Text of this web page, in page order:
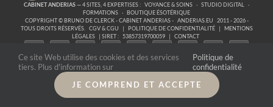
CABINET ANDERIAS— 4 SITES, 4 EXPERTISES : VOYANCE & SOINS · STUDIO DIGITAL
·
FORMATIONS · BOUTIQUE ÉSOTÉRIQUE
COPYRIGHT © BRUNO DE CLERCK - CABINET ANDERIAS - ANDERIAS.EU
2011 - 2026 -
TOUS DROITS RÉSERVÉS.
CGV & CGU | POLITIQUE DE CONFIDENTIALITÉ |
MENTIONS
LÉGALES
| SIRET : 53857319700059 | CONTACT
Ce site Web utilise des cookies et des services
tiers. Plus d'information sur
Politique de
confidentialité
JE COMPREND ET ACCEPTE